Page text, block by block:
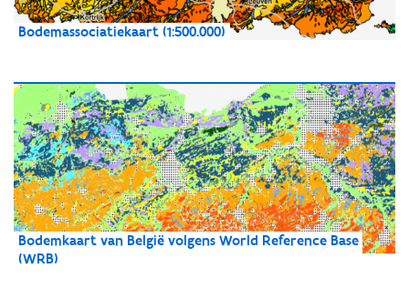
Bodemassociatiekaart (1:500.000)
Bodemkaart van België volgens World Reference Base
(WRB)